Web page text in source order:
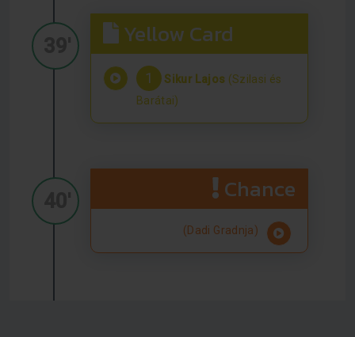
Yellow Card
1 Sikur Lajos (Szilasi és
Barátai)
Chance
(Dadi Gradnja)